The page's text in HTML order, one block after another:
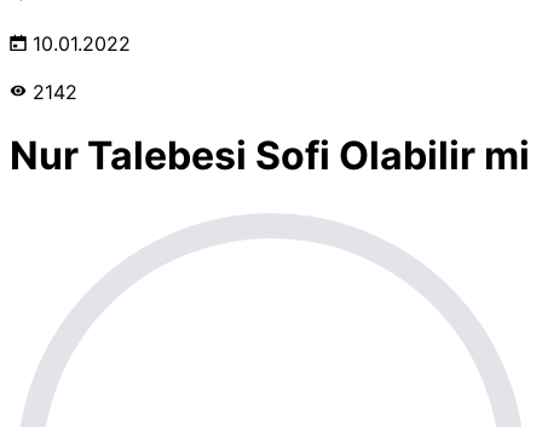
10.01.2022
2142
Nur Talebesi Sofi Olabilir mi